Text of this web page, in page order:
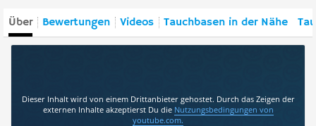
Über Bewertungen Videos Tauchbasen in der Nähe
Dieser Inhalt wird von einem Drittanbieter gehostet. Durch das Zeigen der
externen Inhalte akzeptierst Du die Nutzungsbedingungen von
youtube.com.